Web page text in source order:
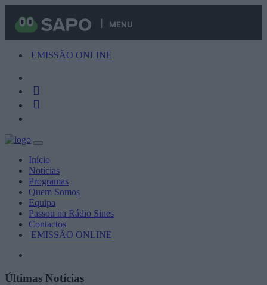
MENU
EMISSÃO ONLINE
Início
Notícias
Programas
Quem Somos
Equipa
Passou na Rádio Sines
Contactos
EMISSÃO ONLINE
Últimas Notícias